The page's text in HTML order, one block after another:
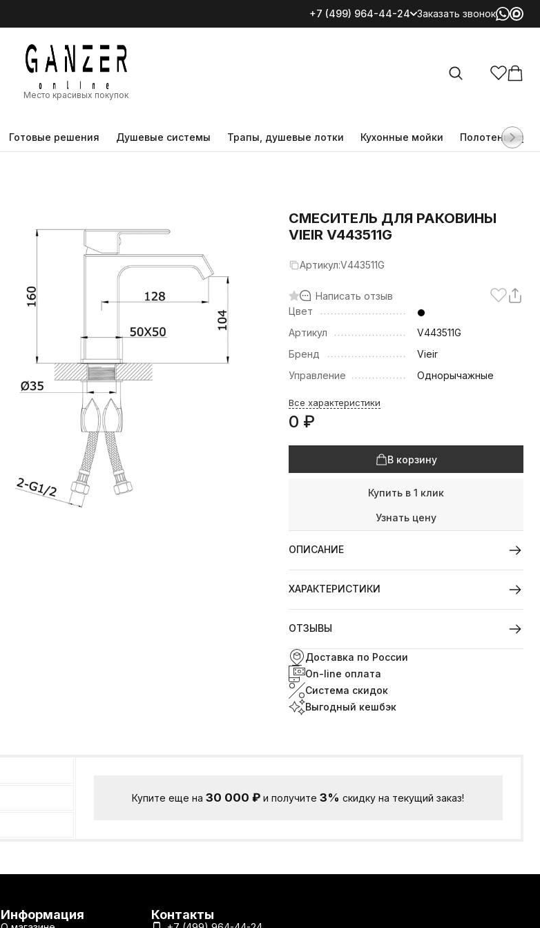
+7 (499) 964-44-24 Заказать звонок
Место красивых покупок
Готовые решения Душевые системы Трапы, душевые лотки Кухонные мойки
СМЕСИТЕЛЬ ДЛЯ РАКОВИНЫ
VIEIR V443511G
Артикул:V443511G
Написать отзыв
Цвет
Артикул
V443511G
Бренд
Vieir
Управление
Однорычажные
Все характеристики
0 ₽
В корзину
Купить в 1 клик
Узнать цену
ОПИСАНИЕ
ХАРАКТЕРИСТИКИ
ОТЗЫВЫ
Доставка по России
On-line оплата
Система скидок
Выгодный кешбэк
Купите еще на30 000₽ и получите3% скидку на текущий заказ!
Информация Контакты